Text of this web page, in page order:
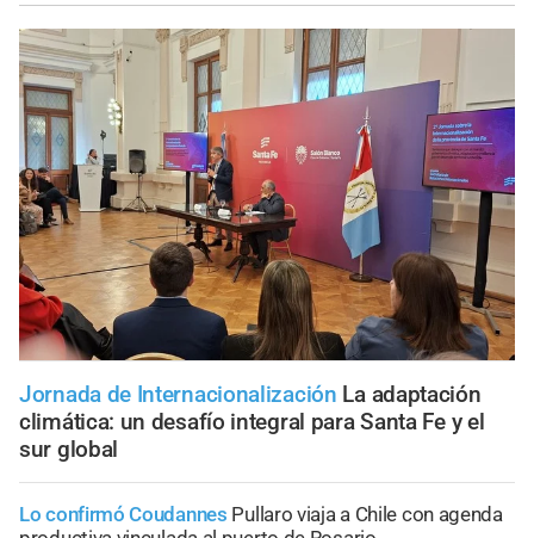
Jornada de Internacionalización La adaptación
climática: un desafío integral para Santa Fe y el
sur global
Lo confirmó Coudannes Pullaro viaja a Chile con agenda